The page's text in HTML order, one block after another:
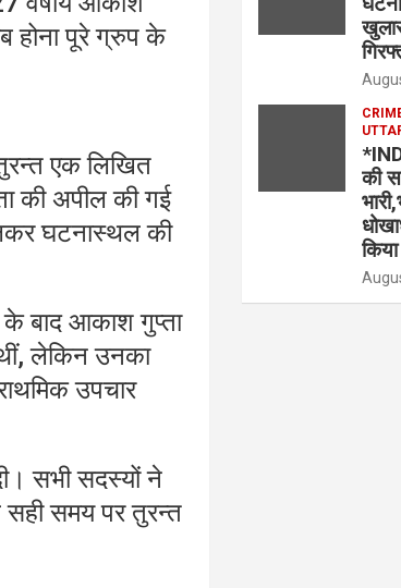
होना पूरे ग्रुप के
एक लिखित
की अपील की गई
घटनास्थल की
बाद आकाश गुप्ता
लेकिन उनका
उपचार
सभी सदस्यों ने
समय पर तुरन्त
की